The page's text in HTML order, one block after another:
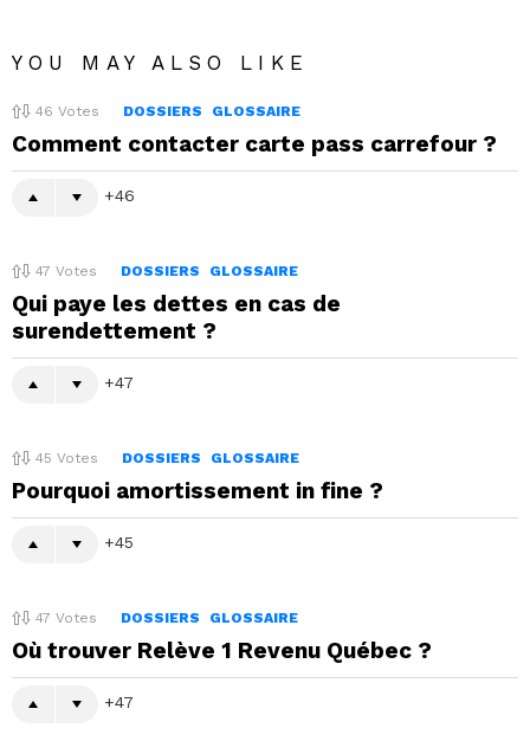
YOU MAY ALSO LIKE
46 Votes DOSSIERS GLOSSAIRE
Comment contacter carte pass carrefour ?
46
47 Votes DOSSIERS GLOSSAIRE
Qui paye les dettes en cas de
surendettement ?
47
45 Votes DOSSIERS GLOSSAIRE
Pourquoi amortissement in fine ?
45
47 Votes DOSSIERS GLOSSAIRE
Où trouver Relève 1 Revenu Québec ?
47